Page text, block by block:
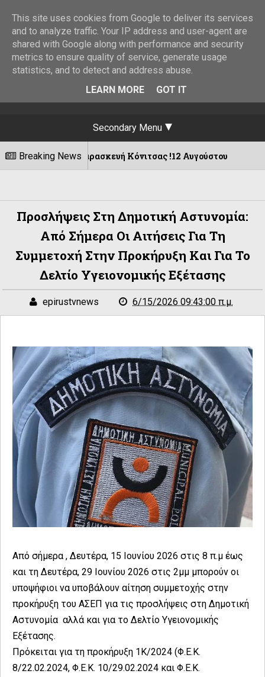
Secondary Menu
Breaking News
Παρασκευή Κόνιτσας !12 Αυγούστου 08/08/2026
Προσλήψεις Στη Δημοτική Αστυνομία:
Από Σήμερα Οι Αιτήσεις Για Τη
Συμμετοχή Στην Προκήρυξη Και Για Το
Δελτίο Υγειονομικής Εξέτασης
epirustvnews 6/15/2026 09:43:00 π.μ.
Από σήμερα , Δευτέρα, 15 Ιουνίου 2026 στις 8 π.μ έως
και τη Δευτέρα, 29 Ιουνίου 2026 στις 2μμ μπορούν οι
υποψήφιοι να υποβάλουν αίτηση συμμετοχής στην
προκήρυξη του ΑΣΕΠ για τις προσλήψεις στη Δημοτική
Αστυνομία αλλά και για το Δελτίο Υγειονομικής
Εξέτασης.
Πρόκειται για τη προκήρυξη 1Κ/2024 (Φ.Ε.Κ.
8/22.02.2024, Φ.Ε.Κ. 10/29.02.2024 και Φ.Ε.Κ.
This site uses cookies from Google to deliver its services
and to analyze traffic. Your IP address and user-agent are
shared with Google along with performance and security
metrics to ensure quality of service, generate usage
statistics, and to detect and address abuse.
LEARN MORE
GOT IT